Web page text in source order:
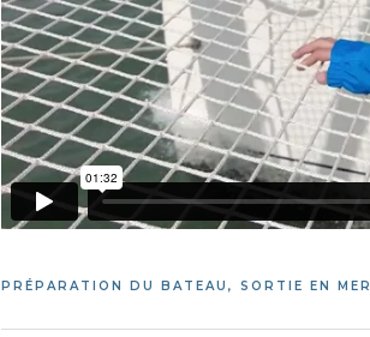
PRÉPARATION DU BATEAU , SORTIE EN MER